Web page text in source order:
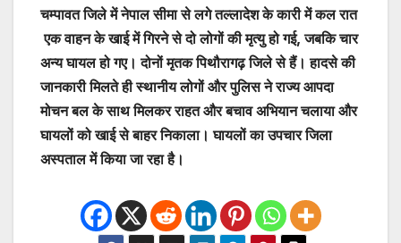
चम्पावत जिले में नेपाल सीमा से लगे तल्लादेश के कारी में कल रात
एक वाहन के खाई में गिरने से दो लोगों की मृत्यु हो गई, जबकि चार
अन्य घायल हो गए। दोनों मृतक पिथौरागढ़ जिले से हैं। हादसे की
जानकारी मिलते ही स्थानीय लोगों और पुलिस ने राज्य आपदा
मोचन बल के साथ मिलकर राहत और बचाव अभियान चलाया और
घायलों को खाई से बाहर निकाला। घायलों का उपचार जिला
अस्पताल में किया जा रहा है।